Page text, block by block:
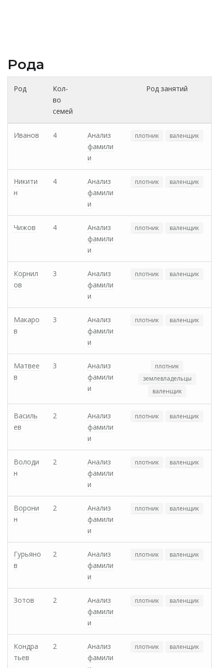
Рода
Род
Кол-
во
семей
Род занятий
Иванов 4
Анализ
фамили
и
плотник валенщик
Никити
н
4
Анализ
фамили
и
плотник валенщик
Чижов 4
Анализ
фамили
и
плотник валенщик
Корнил
ов
3
Анализ
фамили
и
плотник валенщик
Макаро
в
3
Анализ
фамили
и
плотник валенщик
Матвее
в
3
Анализ
фамили
и
плотник
землевладельцы
валенщик
Василь
ев
2
Анализ
фамили
и
плотник валенщик
Володи
н
2
Анализ
фамили
и
плотник валенщик
Ворони
н
2
Анализ
фамили
и
плотник валенщик
Гурьяно
в
2
Анализ
фамили
и
плотник валенщик
Зотов 2
Анализ
фамили
и
плотник валенщик
Кондра
тьев
2
Анализ
фамили
плотник валенщик